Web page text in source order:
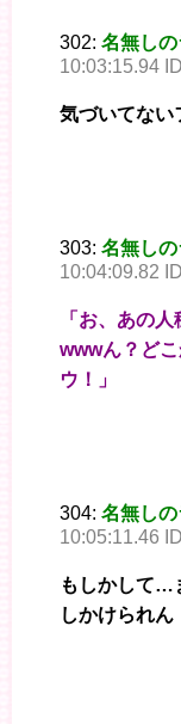
302: 名無し
10:03:15.94
気づいてない
303: 名無し
10:04:09.82
「お、あの
wwwん？ど
ウ！」
304: 名無し
10:05:11.46
もしかして…
しかけられん